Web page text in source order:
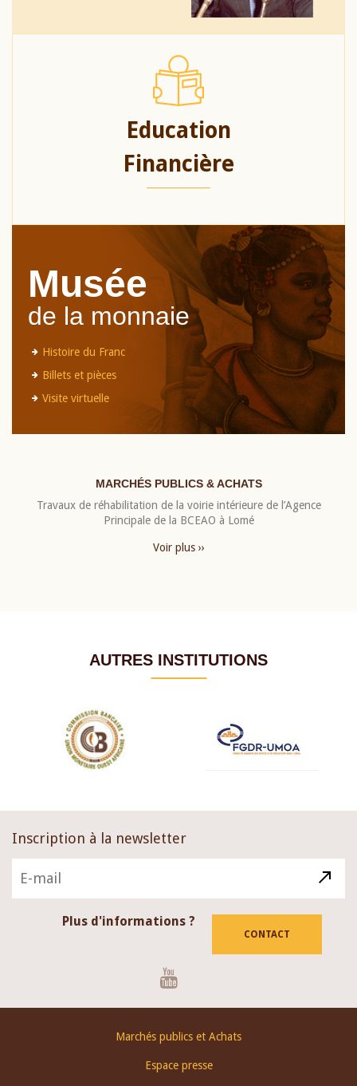
Education
Financière
Musée
de la monnaie
Histoire du Franc
Billets et pièces
Visite virtuelle
MARCHÉS PUBLICS & ACHATS
Travaux de réhabilitation de la voirie intérieure de l’Agence
Principale de la BCEAO à Lomé
Voir plus ››
AUTRES INSTITUTIONS
Inscription à la newsletter
Plus d'informations ?
CONTACT
Marchés publics et Achats
Espace presse